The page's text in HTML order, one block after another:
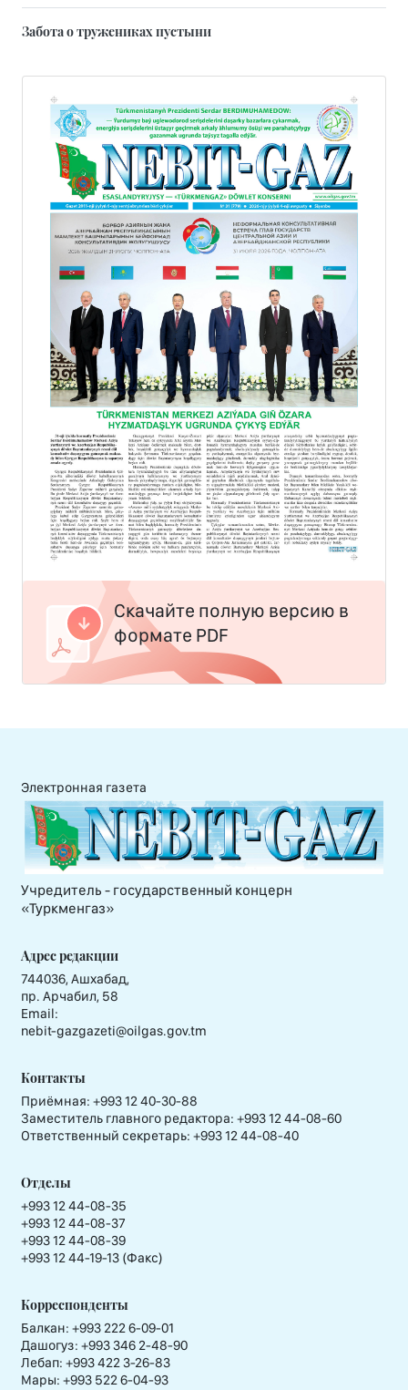
Забота о тружениках пустыни
Скачайте полную версию в
формате PDF
Электронная газета
Учредитель - государственный концерн
«Туркменгаз»
Адрес редакции
744036, Ашхабад,
пр. Арчабил, 58
Email:
nebit-gazgazeti@oilgas.gov.tm
Контакты
Приёмная: +993 12 40-30-88
Заместитель главного редактора: +993 12 44-08-60
Ответственный секретарь: +993 12 44-08-40
Отделы
+993 12 44-08-35
+993 12 44-08-37
+993 12 44-08-39
+993 12 44-19-13 (Факс)
Корреспонденты
Балкан: +993 222 6-09-01
Дашогуз: +993 346 2-48-90
Лебап: +993 422 3-26-83
Мары: +993 522 6-04-93